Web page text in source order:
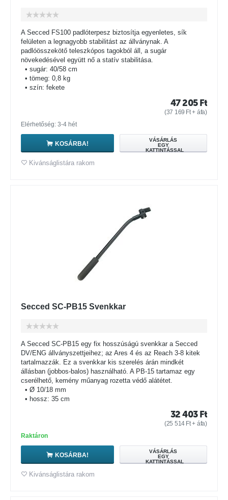
A Secced FS100 padlóterpesz biztosítja egyenletes, sík
felületen a legnagyobb stabilitást az állványnak. A
padlóösszekötő teleszkópos tagokból áll, a sugár
növekedésével együtt nő a statív stabilitása.
• sugár: 40/58 cm
• tömeg: 0,8 kg
• szín: fekete
47 205 Ft
(37 169 Ft+ áfa)
Elérhetőség: 3-4 hét
KOSÁRBA!
VÁSÁRLÁS
EGY
KATTINTÁSSAL
Kivánságlistára rakom
Secced SC-PB15 Svenkkar
A Secced SC-PB15 egy fix hosszúságú svenkkar a Secced
DV/ENG állványszettjeihez; az Ares 4 és az Reach 3-8 kitek
tartalmazzák. Ez a svenkkar kis szerelés árán mindkét
állásban (jobbos-balos) használható. A PB-15 tartamaz egy
cserélhető, kemény műanyag rozetta védő alátétet.
• Ø 10/18 mm
• hossz: 35 cm
32 403 Ft
(25 514 Ft+ áfa)
Raktáron
KOSÁRBA!
VÁSÁRLÁS
EGY
KATTINTÁSSAL
Kivánságlistára rakom